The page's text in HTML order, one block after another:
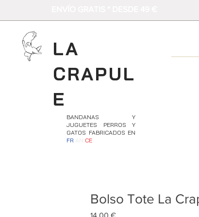
LA
CRAPUL
E
BANDANAS Y
JUGUETES PERROS Y
GATOS FABRICADOS EN
FR
CE
Bolso Tote La
14,00 €Precio